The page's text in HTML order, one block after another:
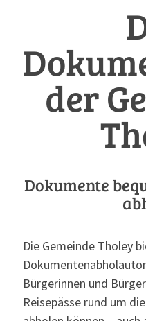
der
Dokumente
Die Gemeinde Tholey
Bürgerinnen und
Reisepässe rund um